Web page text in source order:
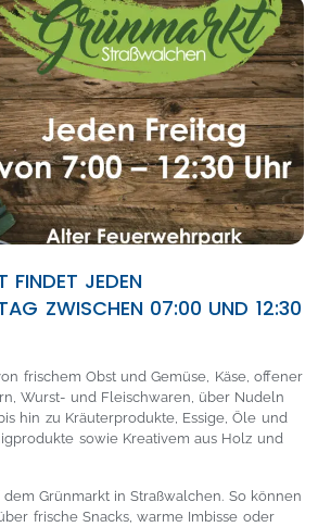
FINDET JEDEN
ZWISCHEN 07:00 UND 12:30
frischem Obst und Gemüse, Käse, offener
Wurst- und Fleischwaren, über Nudeln
hin zu Kräuterprodukte, Essige, Öle und
sowie Kreativem aus Holz und
Grünmarkt in Straßwalchen. So können
frische Snacks, warme Imbisse oder